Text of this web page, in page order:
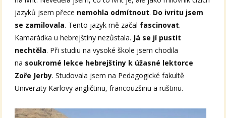
jazyků jsem přece nemohla odmítnout. Do ivritu jsem
se zamilovala. Tento jazyk mě začal fascinovat.
Kamarádka u hebrejštiny nezůstala. Já se jí pustit
nechtěla. Při studiu na vysoké škole jsem chodila
na soukromé lekce hebrejštiny k úžasné lektorce
Zoře Jerby. Studovala jsem na Pedagogické fakultě
Univerzity Karlovy angličtinu, francouzšinu a ruštinu.